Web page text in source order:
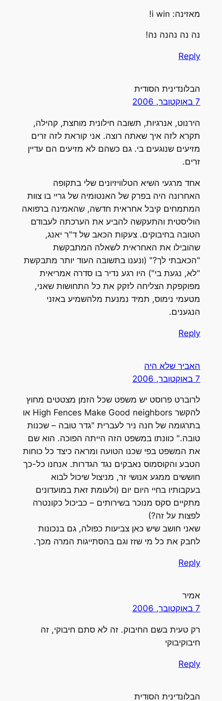
מאזינה: i win!
נה נה נהנה נה!
Reply
הבלונדינית הסודית
7 באוקטובר, 2006
הירנוט, אנרגיות, תשובה חילונית מוחצת, קהילה,
תקרא לזה איך שאתה רוצה. אני קוראת לזה זרים
מזיעים שנוגעים בי. גם כשהם לא מזיעים הם עדיין
זרים.
אחד מרגעי השיא הטלוויזיונים שלי בתקופה
האחרונה היה בפרק של האנטומיה של גריי בו צוות
המתמחים קיבל אחראית חדשה, שהאמינה ברפואה
הוליסטית והתעקשה להביע את הערכתה לעבודם
הטובה בחיבוקים. צעקות הכאב של ד"ר יאנג,
שהובילו את האחראית לשאלה המתבקשת
"הכאבתי לך?" (ונענו בתשובה העוד יותר מתבקשת
"לא, נגעת בי") היו רגע נדיר בו סדרה אמריאית
מפוקפקת הצליחה לזקק את כל התחושות שאני,
מטעמי נימוס, תמיד נמנעת מלהשמיע באזני
הנגענים.
Reply
האביר שלא היה
7 באוקטובר, 2006
לרוברט פרוסט יש משפט שכל הזמן מצטטים מחוץ
להקשר High Fences Make Good neighbors או
בתרגומה של חנה ניר לעברית "גדר טובה – שכנות
טובה." כוונתו במשפט הזה הייתה הפוכה. הוא שם
את המשפט בפי שכנו הטועה ומראה כיצד כל כוחות
הטבע והקוסמוס נאבקים נגד הגדרות. אנחנו כל-כך
חוששים ממגע אנושי זר, מניצול שיכול לבוא
בעקבותיו בחיי היום יום (ולעומת זאת במועדונים
מתקיים סקס מנוכר בשירותים – כביכול כקונטרה
לפצות על זה?)
שאני חושב שיש כאן צביעות כפולה, גם בנכונות
לחבק את כל מי שזז וגם בהסתייגות המרה מכך.
Reply
אמיר
7 באוקטובר, 2006
רק טעית בשם החיבוק. זה לא סתם חיבוקי, זה
חיבוקיבוקי
Reply
הבלונדינית הסודית